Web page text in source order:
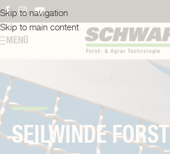
Skip to navigation
Skip to main content
MENÜ
SEILWINDE FORST